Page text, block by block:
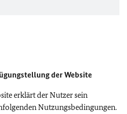
der Website
erklärt der Nutzer sein
Nutzungsbedingungen.